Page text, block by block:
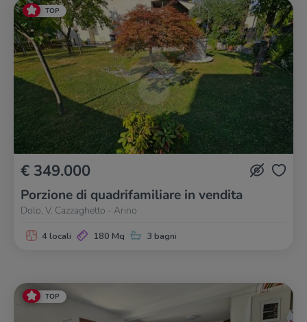
TOP
€ 349.000
Porzione di quadrifamiliare in vendita
Dolo, V. Cazzaghetto - Arino
4 locali 180 Mq 3 bagni
TOP